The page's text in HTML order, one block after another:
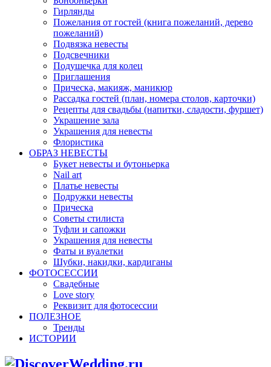
Гирлянды
Пожелания от гостей (книга пожеланий, дерево
пожеланий)
Подвязка невесты
Подсвечники
Подушечка для колец
Приглашения
Прическа, макияж, маникюр
Рассадка гостей (план, номера столов, карточки)
Рецепты для свадьбы (напитки, сладости, фуршет)
Украшение зала
Украшения для невесты
Флористика
ОБРАЗ НЕВЕСТЫ
Букет невесты и бутоньерка
Nail art
Платье невесты
Подружки невесты
Прическа
Советы стилиста
Туфли и сапожки
Украшения для невесты
Фаты и вуалетки
Шубки, накидки, кардиганы
ФОТОСЕССИИ
Свадебные
Love story
Реквизит для фотосессии
ПОЛЕЗНОЕ
Тренды
ИСТОРИИ